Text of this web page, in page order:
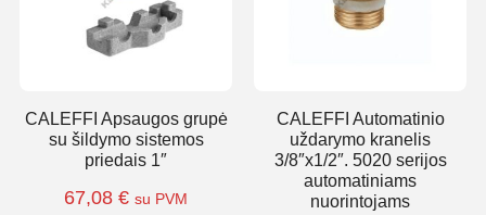
CALEFFI Apsaugos grupė
su šildymo sistemos
priedais 1″
67,08 € su PVM
CALEFFI Automatinio
uždarymo kranelis
3/8″x1/2″. 5020 serijos
automatiniams
nuorintojams